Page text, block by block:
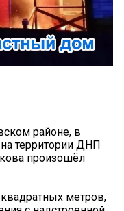
районе, в
территории ДНП
произошёл
метров,